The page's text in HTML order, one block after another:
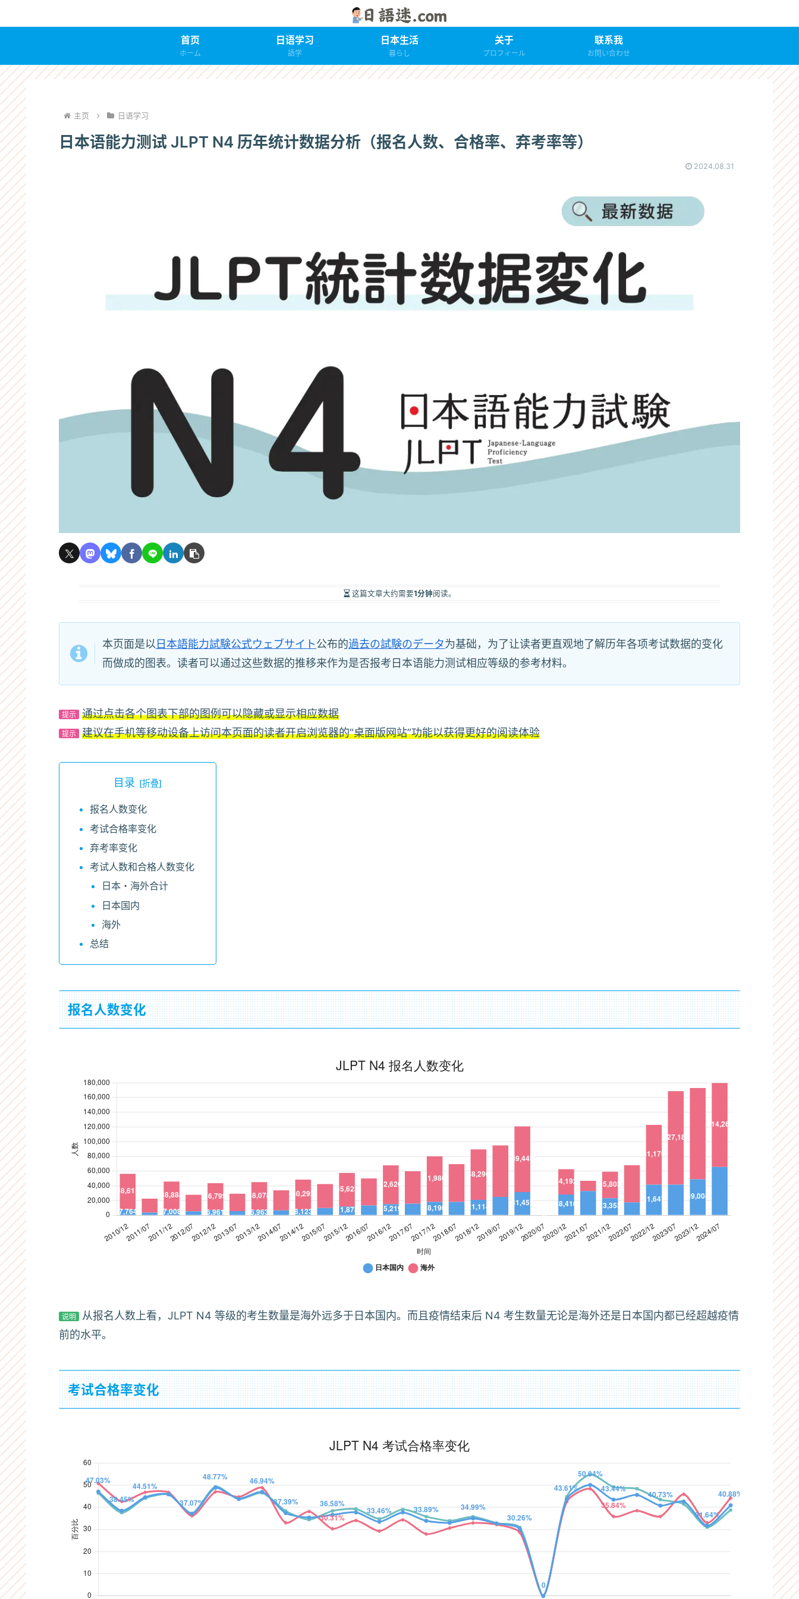
首页
ホーム
日语学习
語学
日本生活
暮らし
关于
プロフィール
联系我
お問い合わせ
主页 日语学习
日本语能力测试 JLPT N4 历年统计数据分析（报名人数、合格率、弃考率等）
2024.08.31
这篇文章大约需要1分钟阅读。
本页面是以日本語能力試験公式ウェブサイト公布的過去の試験のデータ为基础，为了让读者更直观地了解历年各项考试数据的变化
而做成的图表。读者可以通过这些数据的推移来作为是否报考日本语能力测试相应等级的参考材料。
提示 通过点击各个图表下部的图例可以隐藏或显示相应数据
提示 建议在手机等移动设备上访问本页面的读者开启浏览器的“桌面版网站”功能以获得更好的阅读体验
目录
报名人数变化
考试合格率变化
弃考率变化
考试人数和合格人数变化
日本・海外合计
日本国内
海外
总结
报名人数变化
报
名
变
化
2010/12 7,764 48,613
2011/07 3,643 19,010
2012/07
2012/12 6,961 36,799
5,637 23,746
2014/07 6,643 27,271
说明
从报名人数上看，JLPT N4 等级的考生数量是海外远多于日本国内。而且疫情结束后 N4 考生数量无论是海外还是日本国内都已经超越疫情
前的水平。
考试合格率变化